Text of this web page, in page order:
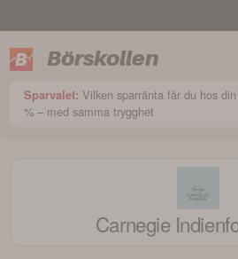
Börskollen
Sparvalet: Vilken sparränta får du hos
% – med samma trygghet
Carnegie